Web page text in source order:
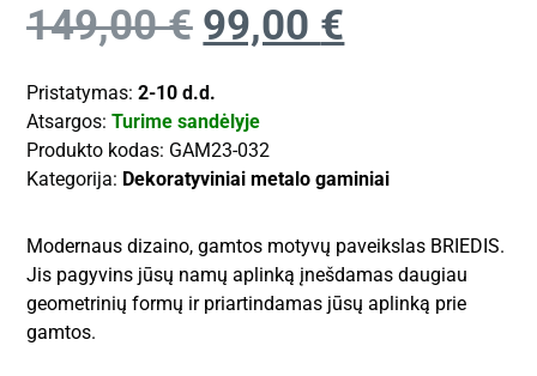
149,00€ 99,00 €
Pristatymas:2-10 d.d.
Atsargos:Turime sandėlyje
Produkto kodas: GAM23-032
Kategorija: Dekoratyviniai metalo gaminiai
Modernaus dizaino, gamtos motyvų paveikslas BRIEDIS.
Jis pagyvins jūsų namų aplinką įnešdamas daugiau
geometrinių formų ir priartindamas jūsų aplinką prie
gamtos.